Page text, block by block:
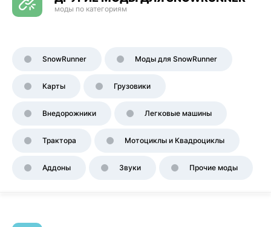
моды по категориям
SnowRunner Моды для SnowRunner
Карты Грузовики
Внедорожники Легковые машины
Трактора Мотоциклы и Квадроциклы
Аддоны Звуки Прочие моды